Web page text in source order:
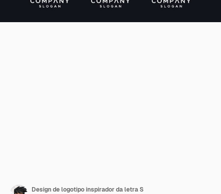
Design de logotipo inspirador da letra S